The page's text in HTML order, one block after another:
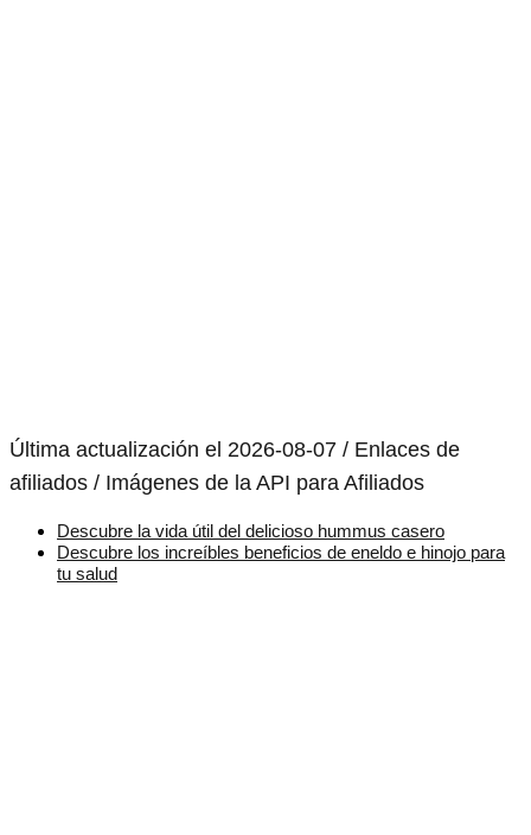
Última actualización el 2026-08-07 / Enlaces de
afiliados / Imágenes de la API para Afiliados
Descubre la vida útil del delicioso hummus casero
Descubre los increíbles beneficios de eneldo e hinojo para
tu salud